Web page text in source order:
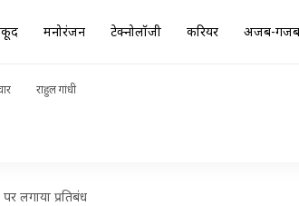
मनोरंजन टेक्नोलॉजी करियर अजब-गजब
राहुल गांधी
लगाया प्रतिबंध